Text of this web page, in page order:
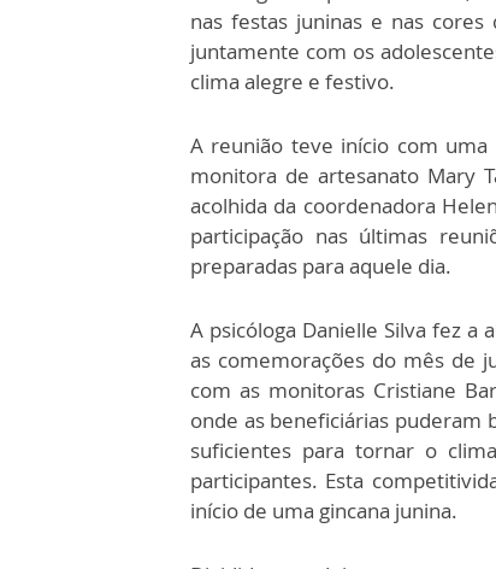
nas festas juninas e nas
juntamente com os
clima alegre e festivo.
A reunião teve início com uma
monitora de artesanato Mary
acolhida da coordenadora
participação nas últimas
preparadas para aquele dia.
A psicóloga Danielle Silva fez
as comemorações do mês de
com as monitoras Cristiane
onde as beneficiárias puderam
suficientes para tornar o
participantes. Esta
início de uma gincana junina.